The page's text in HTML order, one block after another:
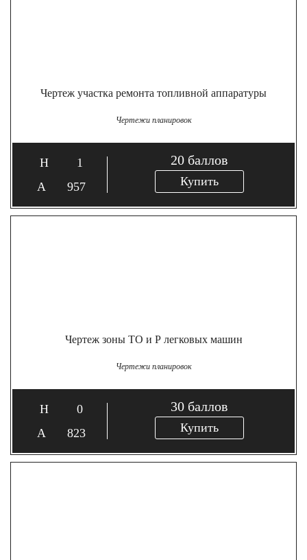
Чертеж участка ремонта топливной аппаратуры
Чертежи планировок
1
957
20 баллов
Купить
Чертеж зоны ТО и Р легковых машин
Чертежи планировок
0
823
30 баллов
Купить